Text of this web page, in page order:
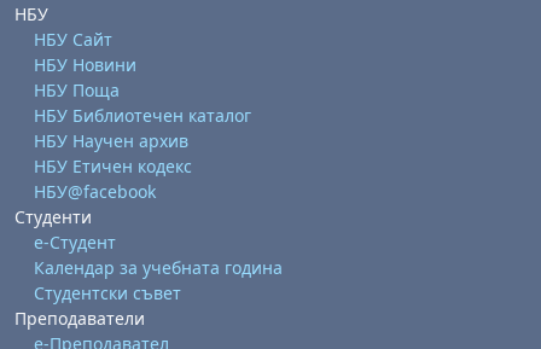
НБУ
НБУ Сайт
НБУ Новини
НБУ Поща
НБУ Библиотечен каталог
НБУ Научен архив
НБУ Етичен кодекс
НБУ@facebook
Студенти
е-Студент
Календар за учебната година
Студентски съвет
Преподаватели
е-Преподавател